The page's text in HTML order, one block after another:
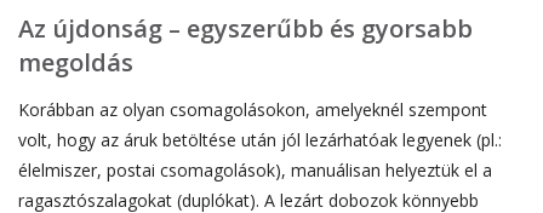
Az újdonság – egyszerűbb és gyorsabb
megoldás
Korábban az olyan csomagolásokon, amelyeknél szempont
volt, hogy az áruk betöltése után jól lezárhatóak legyenek (pl.:
élelmiszer, postai csomagolások), manuálisan helyeztük el a
ragasztószalagokat (duplókat). A lezárt dobozok könnyebb